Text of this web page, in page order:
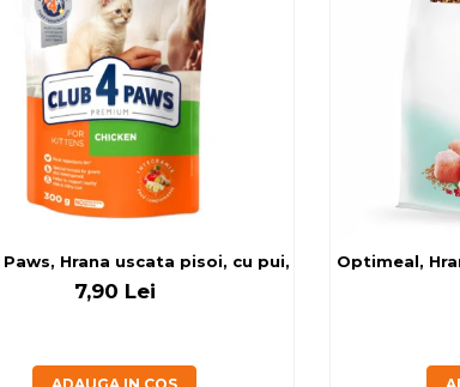
Paws, Hrana uscata pisoi, cu pui, 300g
7,90 Lei
Optimeal,